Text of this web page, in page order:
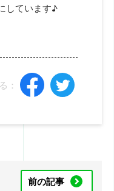
しています♪
：
前の記事